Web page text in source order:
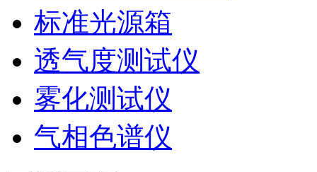
标准光源箱
透气度测试仪
雾化测试仪
气相色谱仪